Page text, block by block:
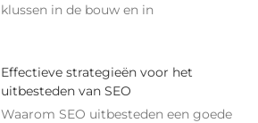
klussen in de bouw en in
Effectieve strategieën voor het
uitbesteden van SEO
Waarom SEO uitbesteden een goede